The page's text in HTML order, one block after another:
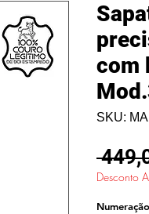
com
SKU:
Desconto
Numeração